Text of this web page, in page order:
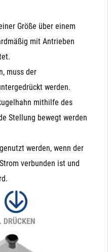
Größe über einem
mit Antrieben
muss der
werden.
mithilfe des
Stellung bewegt werden
werden, wenn der
verbunden ist und